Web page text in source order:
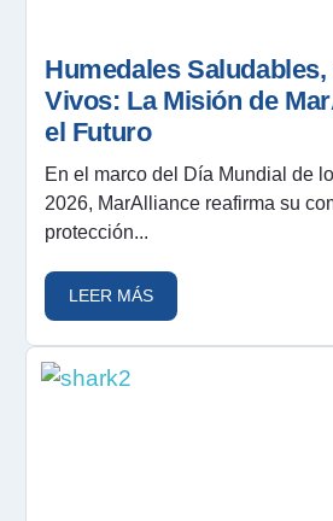
Humedales
Vivos: La Misión de
el Futuro
En el marco del Día Mundial de
2026, MarAlliance reafirma su
protección...
LEER MÁS